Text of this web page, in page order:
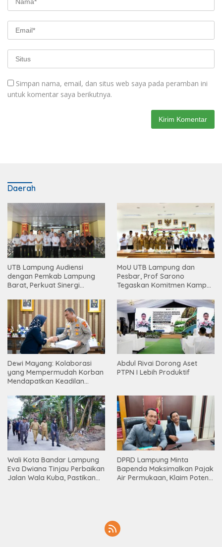
Simpan nama, email, dan situs web saya pada peramban ini
untuk komentar saya berikutnya.
Daerah
UTB Lampung Audiensi
dengan Pemkab Lampung
Barat, Perkuat Sinergi
Tinggi
MoU UTB Lampung dan
Pesbar, Prof Sarono
Tegaskan Komitmen Kampus
Masyarakat
Dewi Mayang: Kolaborasi
yang Mempermudah Korban
Mendapatkan Keadilan
Abdul Rivai Dorong Aset
PTPN I Lebih Produktif
Wali Kota Bandar Lampung
Eva Dwiana Tinjau Perbaikan
Jalan Wala Kuba, Pastikan
DPRD Lampung Minta
Bapenda Maksimalkan Pajak
Air Permukaan, Klaim Potensi